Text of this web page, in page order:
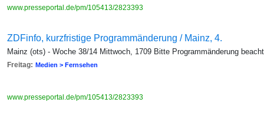
www.presseportal.de/pm/105413/2823393
ZDFinfo, kurzfristige Programmänderung / Mainz, 4.
Mainz (ots) - Woche 38/14 Mittwoch, 1709 Bitte Programmänderung
Freitag: Medien > Fernsehen
www.presseportal.de/pm/105413/2823393